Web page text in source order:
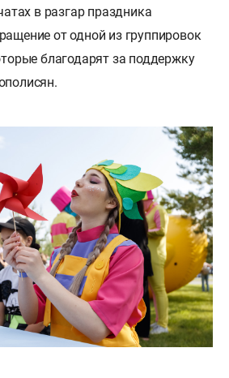
в разгар праздника
от одной из группировок
благодарят за поддержку